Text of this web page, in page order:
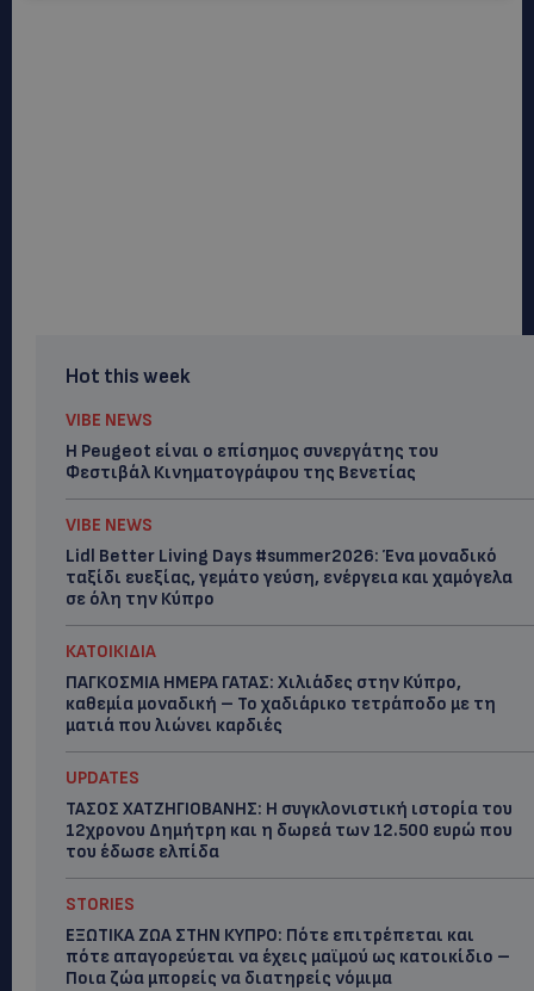
Hot this week
VIBE NEWS
Η Peugeot είναι ο επίσημος συνεργάτης του
Φεστιβάλ Κινηματογράφου της Βενετίας
VIBE NEWS
Lidl Better Living Days #summer2026: Ένα μοναδικό
ταξίδι ευεξίας, γεμάτο γεύση, ενέργεια και χαμόγελα
σε όλη την Κύπρο
ΚΑΤΟΙΚΙΔΙΑ
ΠΑΓΚΟΣΜΙΑ ΗΜΕΡΑ ΓΑΤΑΣ: Χιλιάδες στην Κύπρο,
καθεμία μοναδική – Το χαδιάρικο τετράποδο με τη
ματιά που λιώνει καρδιές
UPDATES
ΤΑΣΟΣ ΧΑΤΖΗΓΙΟΒΑΝΗΣ: Η συγκλονιστική ιστορία του
12χρονου Δημήτρη και η δωρεά των 12.500 ευρώ που
του έδωσε ελπίδα
STORIES
ΕΞΩΤΙΚΑ ΖΩΑ ΣΤΗΝ ΚΥΠΡΟ: Πότε επιτρέπεται και
πότε απαγορεύεται να έχεις μαϊμού ως κατοικίδιο –
Ποια ζώα μπορείς να διατηρείς νόμιμα